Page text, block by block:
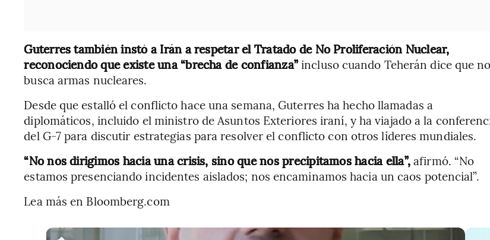
Guterres también instó a Irán a respetar el Tratado de No Proliferación Nuclear,
reconociendo que existe una “brecha de confianza”incluso cuando Teherán dice que no
busca armas nucleares.
Desde que estalló el conflicto hace una semana, Guterres ha hecho llamadas a
diplomáticos, incluido el ministro de Asuntos Exteriores iraní, y ha viajado a la
del G-7 para discutir estrategias para resolver el conflicto con otros líderes mundiales.
“No nos dirigimos hacia una crisis, sino que nos precipitamos hacia ella”,afirmó. “No
estamos presenciando incidentes aislados; nos encaminamos hacia un caos potencial”.
Lea más en Bloomberg.com